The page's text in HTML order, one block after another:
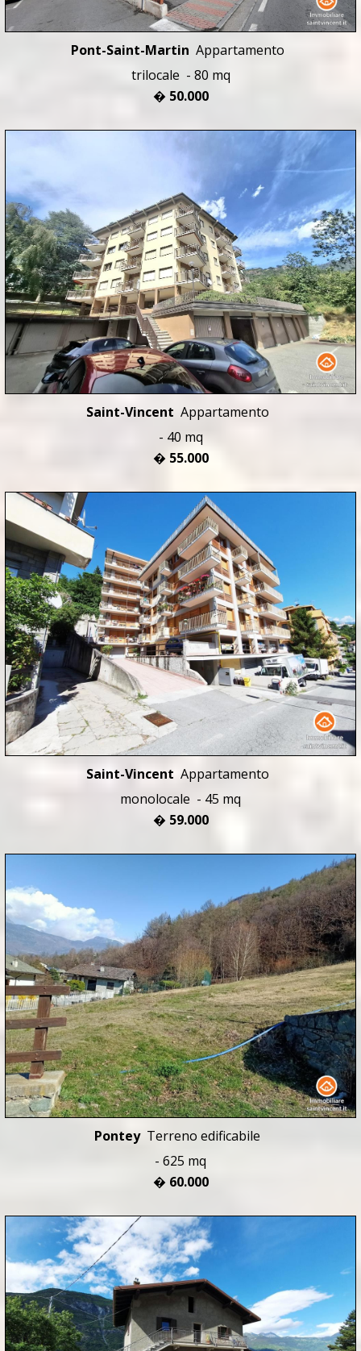
Pont-Saint-Martin Appartamento
trilocale - 80 mq
� 50.000
Saint-Vincent Appartamento
- 40 mq
� 55.000
Saint-Vincent Appartamento
monolocale - 45 mq
� 59.000
PonteyTerreno edificabile
- 625 mq
� 60.000